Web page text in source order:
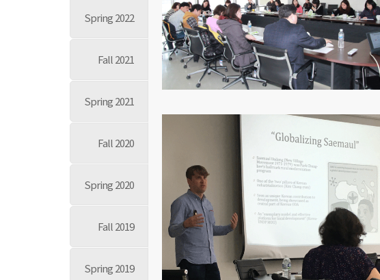
Spring 2022
Fall 2021
Spring 2021
Fall 2020
Spring 2020
Fall 2019
Spring 2019